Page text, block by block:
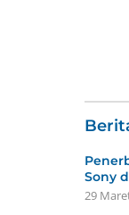
Sony
29